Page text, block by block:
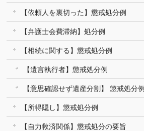
【依頼人を裏切った】懲戒処分例
【弁護士会費滞納】処分例
【相続に関する】懲戒処分例
【遺言執行者】懲戒処分例
【意思確認せず遺産分割】 懲戒処分例
【所得隠し】懲戒処分例
【自力救済関係】懲戒処分の要旨